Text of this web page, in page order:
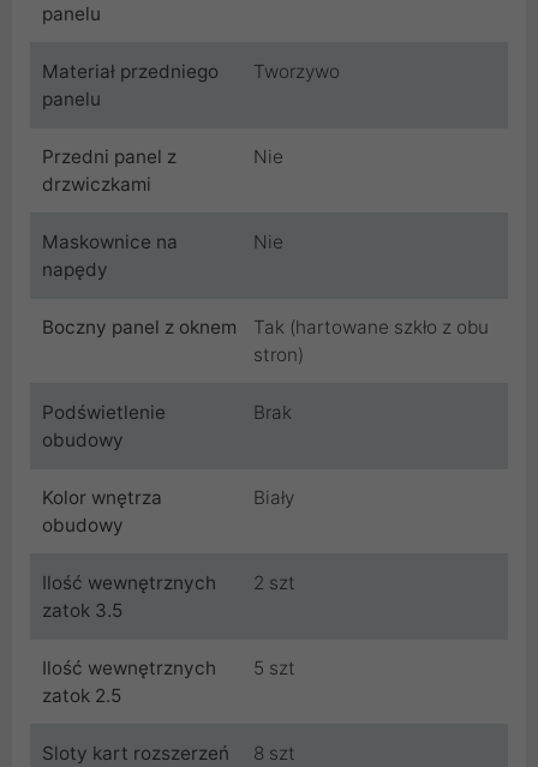
panelu
Materiał przedniego
panelu
Tworzywo
Przedni panel z
drzwiczkami
Nie
Maskownice na
napędy
Nie
Boczny panel z oknem
Tak (hartowane szkło z obu
stron)
Podświetlenie
obudowy
Brak
Kolor wnętrza
obudowy
Biały
Ilość wewnętrznych
zatok 3.5
2 szt
Ilość wewnętrznych
zatok 2.5
5 szt
Sloty kart rozszerzeń 8 szt